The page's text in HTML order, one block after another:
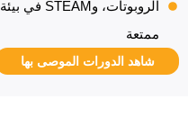
الروبوتات، وSTEAM في بيئة
ممتعة
شاهد الدورات الموصى بها